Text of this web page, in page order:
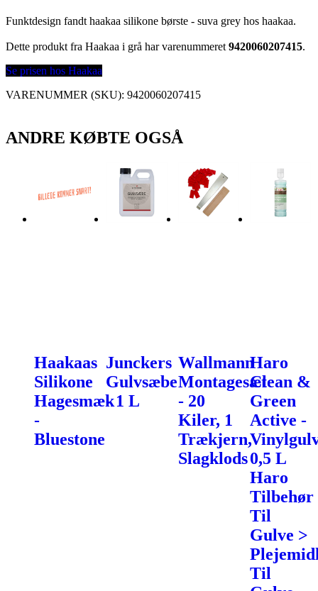
Funktdesign fandt haakaa silikone børste - suva grey hos haakaa.
Dette produkt fra Haakaa i grå har varenummeret 9420060207415.
Se prisen hos Haakaa
VARENUMMER (SKU): 9420060207415
ANDRE KØBTE OGSÅ
Haakaas
Silikone
Hagesmæk
-
Bluestone
Junckers
Gulvsæbe
- 1 L
Wallmann
Montagesæt
- 20
Kiler, 1
Trækjern,
Slagklods
Haro
Clean &
Green
Active -
0,5 L
Haro
Tilbehør
Til
Gulve >
Til